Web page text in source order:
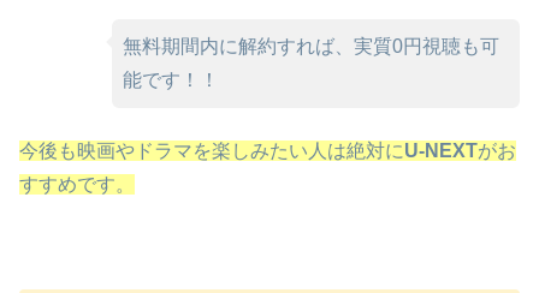
無料期間内に解約すれば、実質0円視聴も可
能です！！
今後も映画やドラマを楽しみたい人は絶対にU-NEXTがお
すすめです。